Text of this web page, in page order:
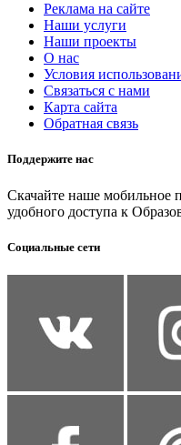
Реклама на сайте
Наши услуги
Наши проекты
О нас
Условия
Связаться с нами
Карта сайта
Обратная связь
Поддержите нас
Скачайте наше мобильное
удобного доступа к
Социальные сети